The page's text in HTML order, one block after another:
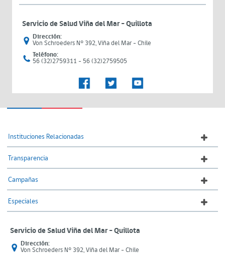
Servicio de Salud Viña del Mar – Quillota
Dirección:
Von Schroeders N° 392, Viña del Mar - Chile
Teléfono:
56 (32)2759311 - 56 (32)2759505
Instituciones Relacionadas
Transparencia
Campañas
Especiales
Servicio de Salud Viña del Mar – Quillota
Dirección:
Von Schroeders N° 392, Viña del Mar - Chile